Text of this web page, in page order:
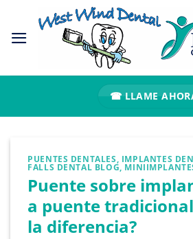
contenido
☎ LLAME
PUENTES DENTALES IMPLANTES
FALLS DENTAL BLOG
Puente sobre
a puente
la diferencia?